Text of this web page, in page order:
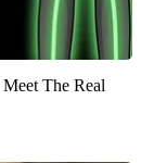
The Real